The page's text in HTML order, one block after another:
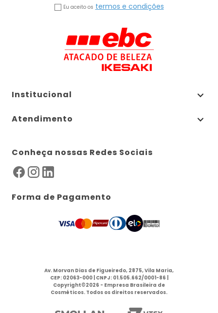
Eu aceito os termos e condições
Institucional
Atendimento
Conheça nossas Redes Sociais
Forma de Pagamento
Av. Morvan Dias de Figueiredo, 2875, Vila Maria,
CEP: 02063-000 | CNPJ: 01.505.662/0001-86 |
Copyright©2026 - Empresa Brasileira de
Cosméticos. Todos os direitos reservados.